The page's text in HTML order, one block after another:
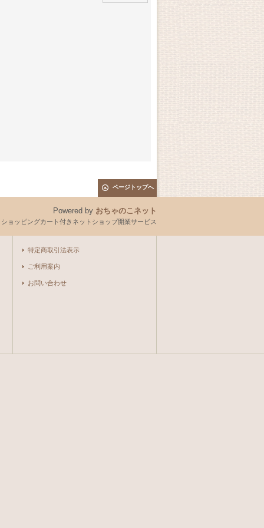
ページトップへ
Powered by おちゃのこネット
ョッピングカート付きネットショップ開業サービス
特定商取引法表示
ご利用案内
お問い合わせ